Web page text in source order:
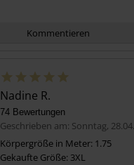
Kommentieren
Nadine R.
74 Bewertungen
Geschrieben am: Sonntag,
Körpergröße in Meter: 1.75
Gekaufte Größe: 3XL